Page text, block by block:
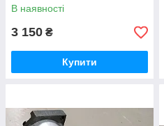
В наявності
3 150 ₴
Купити